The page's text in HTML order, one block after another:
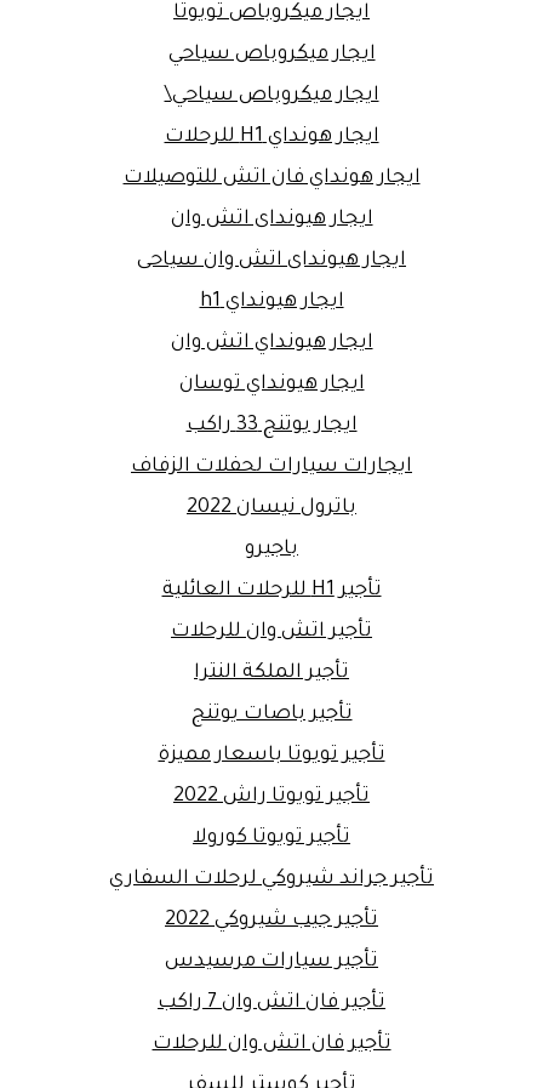
ايجار ميكروباص تويوتا
ايجار ميكروباص سياحي
ايجار ميكروباص سياحي\
ايجار هونداي H1 للرحلات
ايجار هونداي فان اتش للتوصيلات
ايجار هيونداى اتش وان
ايجار هيونداى اتش وان سياحى
ايجار هيونداي h1
ايجار هيونداي اتش وان
ايجار هيونداي توسان
ايجار يوتنج 33 راكب
ايجارات سيارات لحفلات الزفاف
باترول نيسان 2022
باجيرو
تأجير H1 للرحلات العائلية
تأجير اتش وان للرحلات
تأجير الملكة النترا
تأجير باصات يوتنج
تأجير تويوتا باسعار مميزة
تأجير تويوتا راش 2022
تأجير تويوتا كورولا
تأجير جراند شيروكي لرحلات السفاري
تأجير جيب شيروكي 2022
تأجير سيارات مرسيدس
تأجير فان اتش وان 7 راكب
تأجير فان اتش وان للرحلات